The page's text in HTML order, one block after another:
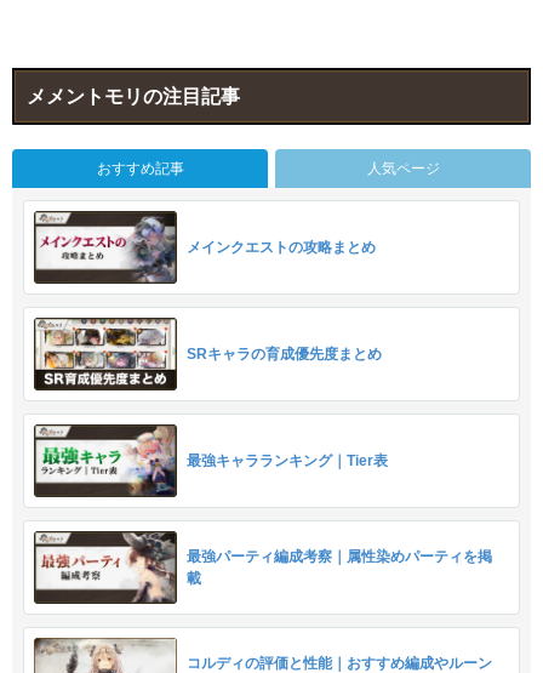
メメントモリの注目記事
おすすめ記事 人気ページ
メインクエストの攻略まとめ
SRキャラの育成優先度まとめ
最強キャラランキング｜Tier表
最強パーティ編成考察｜属性染めパーティを掲
載
コルディの評価と性能｜おすすめ編成やルーン